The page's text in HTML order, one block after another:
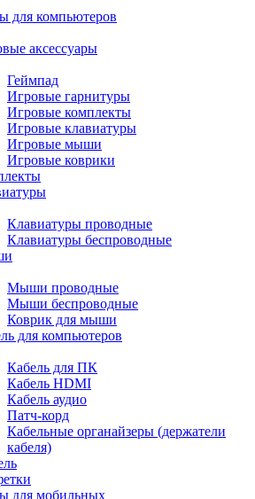
для компьютеров
аксессуары
Геймпад
Игровые гарнитуры
Игровые комплекты
Игровые клавиатуры
Игровые мыши
Игровые коврики
Клавиатуры проводные
Клавиатуры беспроводные
Мыши проводные
Мыши беспроводные
Коврик для мыши
для компьютеров
Кабель для ПК
Кабель HDMI
Кабель аудио
Патч-корд
Кабельные органайзеры (держатели
кабеля)
для мобильных